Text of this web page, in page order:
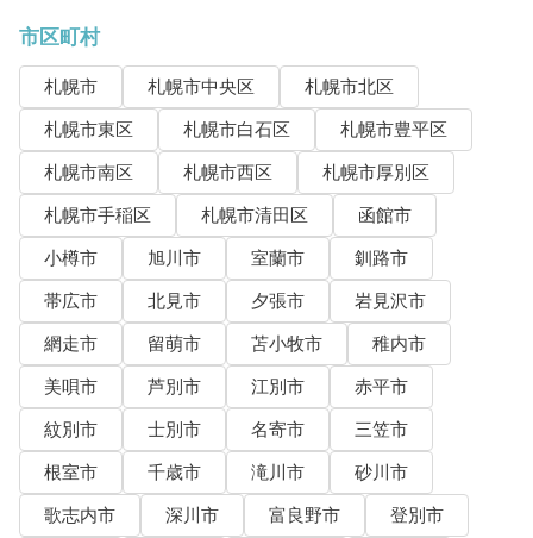
市区町村
札幌市 札幌市中央区
札幌市北区
札幌市東区
札幌市白石区
札幌市豊平区
札幌市南区
札幌市西区
札幌市厚別区
札幌市手稲区
札幌市清田区
函館市
小樽市
旭川市 室蘭市
釧路市
帯広市
北見市 夕張市
岩見沢市
網走市
留萌市 苫小牧市
稚内市
美唄市
芦別市 江別市
赤平市
紋別市
士別市 名寄市
三笠市
根室市
千歳市 滝川市
砂川市
歌志内市
深川市 富良野市
登別市